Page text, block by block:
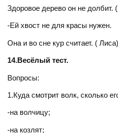
Здоровое дерево он не долбит.
-Ей хвост не для красы нужен.
Она и во сне кур считает. ( Лиса)
14.Весёлый тест.
Вопросы:
1.Куда смотрит волк, сколько
-на волчицу;
-на козлят;